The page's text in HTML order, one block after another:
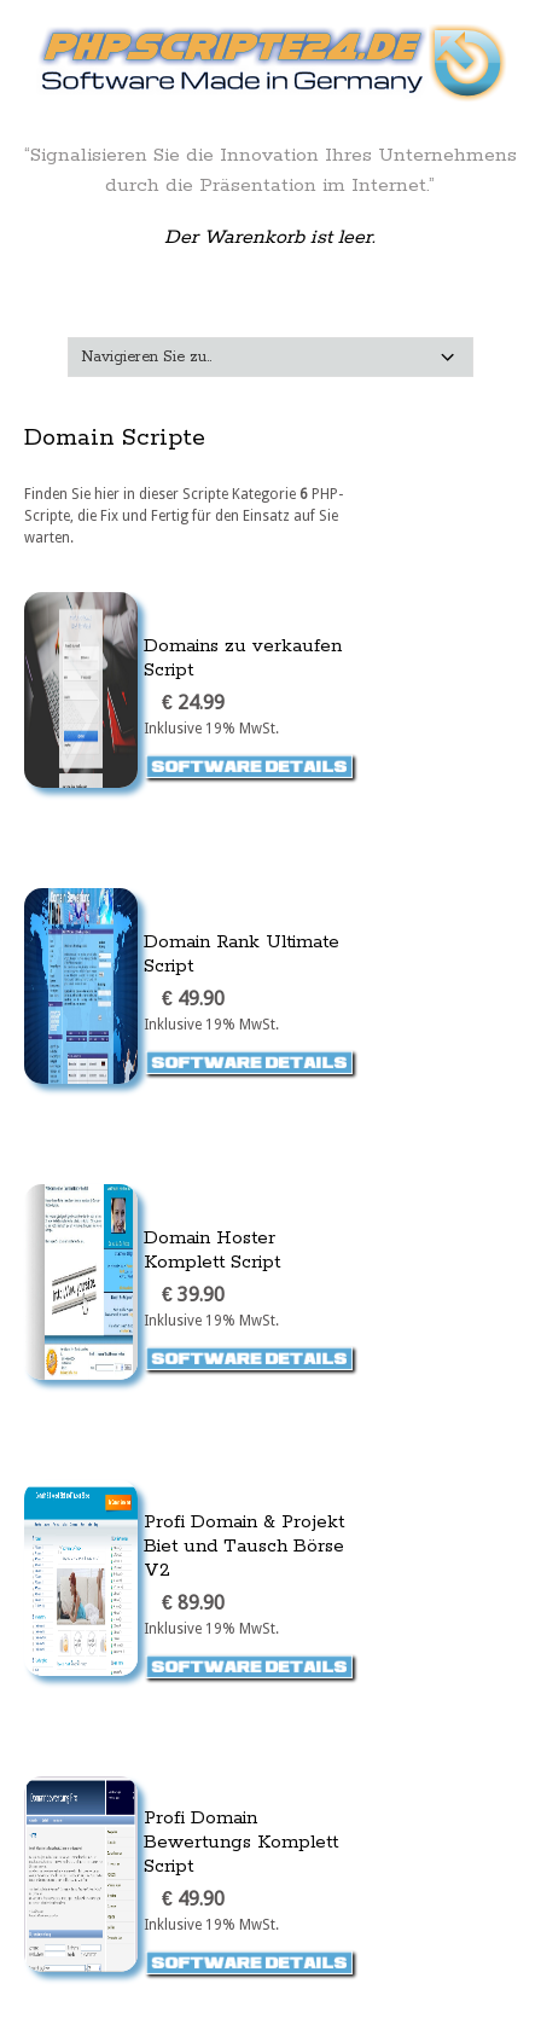
“Signalisieren Sie die Innovation Ihres Unternehmens
durch die Präsentation im Internet.”
Der Warenkorb ist leer.
Domain Scripte
Finden Sie hier in dieser Scripte Kategorie 6 PHP-
Scripte, die Fix und Fertig für den Einsatz auf Sie
warten.
Domains zu verkaufen
Script
€ 24.99
Inklusive 19% MwSt.
Domain Rank Ultimate
Script
€ 49.90
Inklusive 19% MwSt.
Domain Hoster
Komplett Script
€ 39.90
Inklusive 19% MwSt.
Profi Domain & Projekt
Biet und Tausch Börse
V2
€ 89.90
Inklusive 19% MwSt.
Profi Domain
Bewertungs Komplett
Script
€ 49.90
Inklusive 19% MwSt.